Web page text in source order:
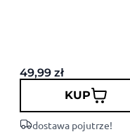
49,99 zł
KUP
dostawa pojutrze!